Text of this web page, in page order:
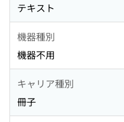
テキスト
機器種別
機器不用
キャリア種別
冊子